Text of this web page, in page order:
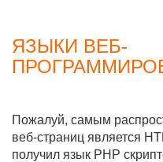
ЯЗЫКИ ВЕБ-
Пожалуй, самым
веб-страниц является
получил язык PHP